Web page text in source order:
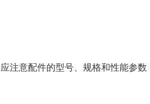
注意配件的型号、规格和性能参